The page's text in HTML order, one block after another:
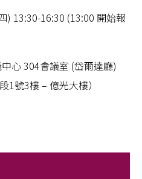
) 13:30-16:30 (13:00 開始報
心 304會議室 (岱爾達廳)
1號3樓 – 億光大樓）